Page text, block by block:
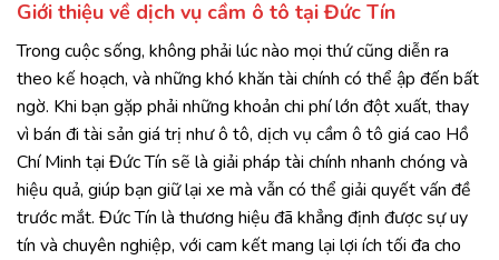
Giới thiệu về dịch vụ cầm ô tô tại Đức Tín
Trong cuộc sống, không phải lúc nào mọi thứ cũng diễn ra
theo kế hoạch, và những khó khăn tài chính có thể ập đến bất
ngờ. Khi bạn gặp phải những khoản chi phí lớn đột xuất, thay
vì bán đi tài sản giá trị như ô tô, dịch vụ cầm ô tô giá cao Hồ
Chí Minh tại Đức Tín sẽ là giải pháp tài chính nhanh chóng và
hiệu quả, giúp bạn giữ lại xe mà vẫn có thể giải quyết vấn đề
trước mắt. Đức Tín là thương hiệu đã khẳng định được sự uy
tín và chuyên nghiệp, với cam kết mang lại lợi ích tối đa cho